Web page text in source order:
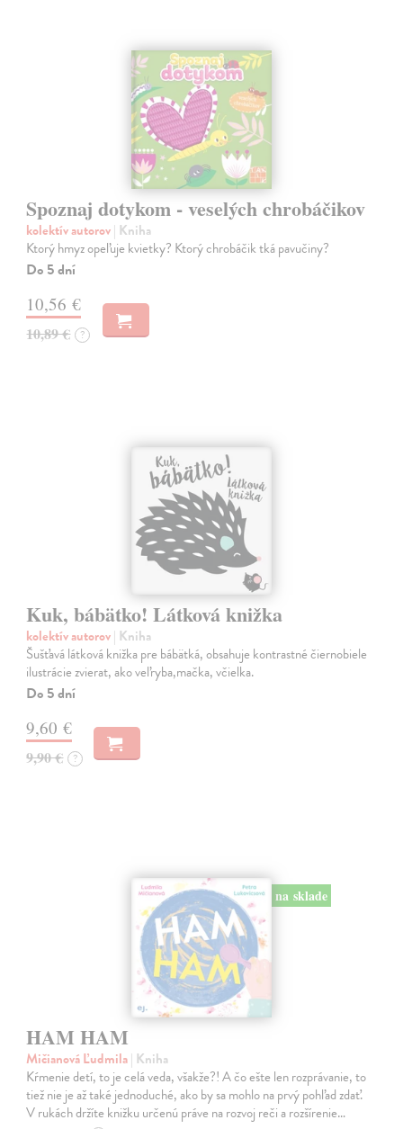
Spoznaj dotykom - veselých chrobáčikov
kolektív autorov| Kniha
Ktorý hmyz opeľuje kvietky? Ktorý chrobáčik tká pavučiny?
Do 5 dní
10,56 €
10,89 € ?
Kuk, bábätko! Látková knižka
kolektív autorov| Kniha
Šušťavá látková knižka pre bábätká, obsahuje kontrastné čiernobiele
ilustrácie zvierat, ako veľryba,mačka, včielka.
Do 5 dní
9,60 €
9,90 € ?
na sklade
HAM HAM
Mičianová Ľudmila| Kniha
Kŕmenie detí, to je celá veda, všakže?! A čo ešte len rozprávanie, to
tiež nie je až také jednoduché, ako by sa mohlo na prvý pohľad zdať.
V rukách držíte knižku určenú práve na rozvoj reči a rozšírenie…